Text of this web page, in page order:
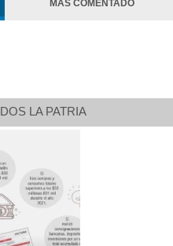
MÁS COMENTADO
LA PATRIA